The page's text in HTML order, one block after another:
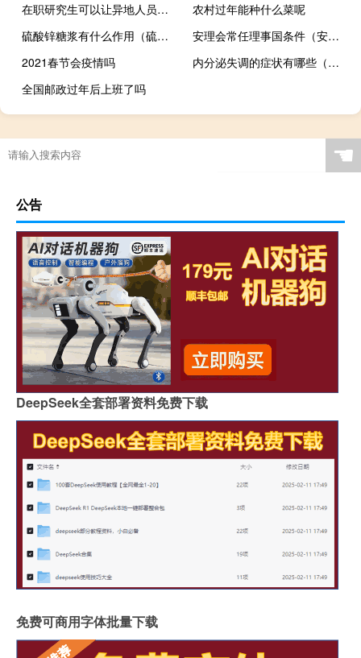
在职研究生可以让异地人员报考吗
农村过年能种什么菜呢
硫酸锌糖浆有什么作用（硫酸锌糖浆）
安理会常任理事国条件（安理会常任理事国可以否决哪些）
2021春节会疫情吗
内分泌失调的症状有哪些（内分泌失调的症状表现）
全国邮政过年后上班了吗
☚
公告
DeepSeek全套部署资料免费下载
免费可商用字体批量下载